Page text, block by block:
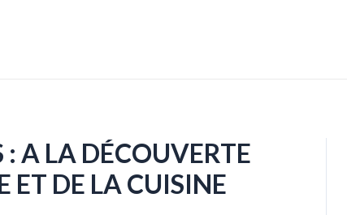
A LA DÉCOUVERTE
ET DE LA CUISINE